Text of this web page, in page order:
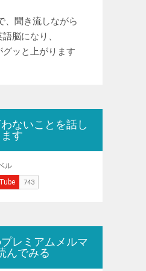
、聞き流しながら
脳になり、
グッと上がります
ないことを話し
ます
レミアムメルマ
んでみる